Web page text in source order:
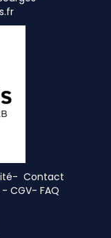
Contact
- CGV- FAQ